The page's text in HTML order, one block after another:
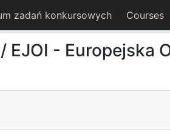
zadań konkursowych Courses
/ EJOI - Europejska